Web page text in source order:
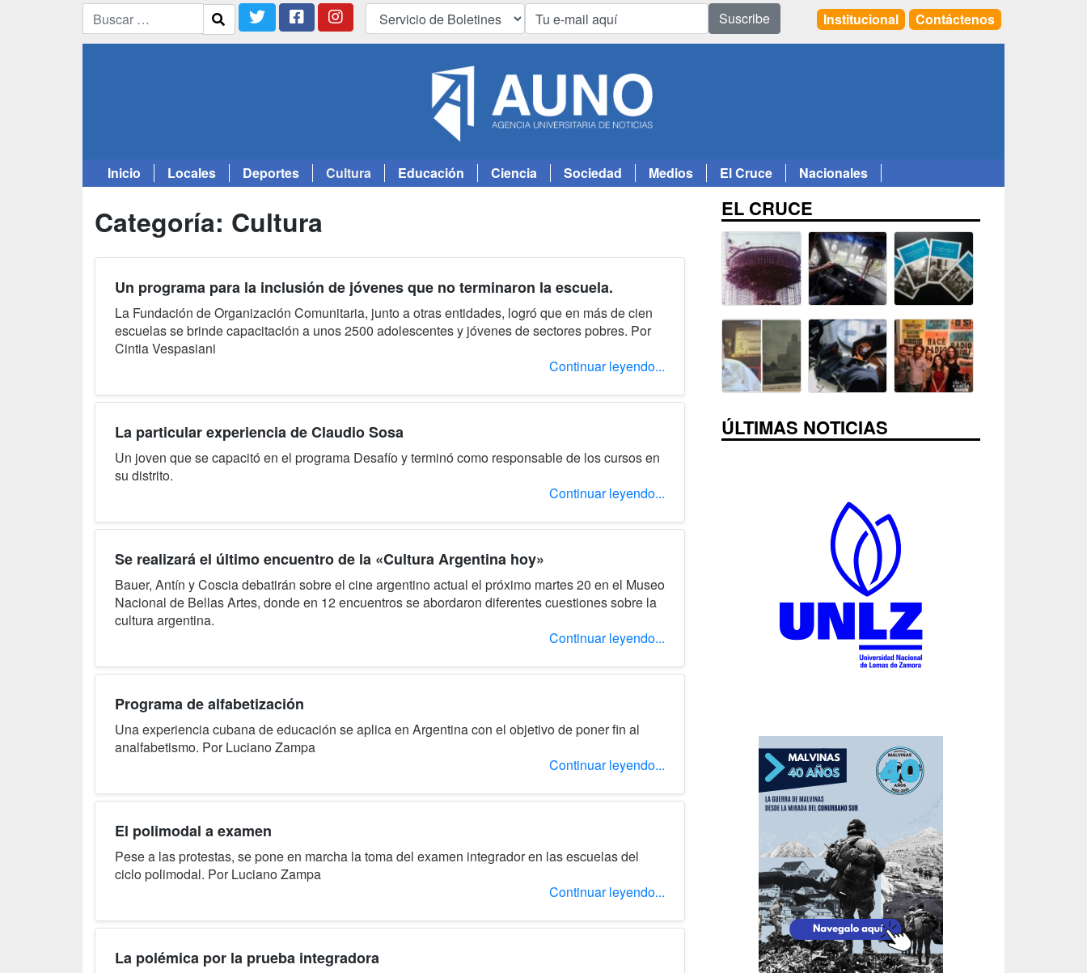
Suscribe Institucional Contáctenos
Inicio Locales Deportes Cultura Educación Ciencia Sociedad Medios El Cruce
Nacionales
Categoría: Cultura
Un programa para la inclusión de jóvenes que no terminaron la escuela.
La Fundación de Organización Comunitaria, junto a otras entidades, logró que en más de cien
escuelas se brinde capacitación a unos 2500 adolescentes y jóvenes de sectores pobres. Por
Cintia Vespasiani
Continuar leyendo...
La particular experiencia de Claudio Sosa
Un joven que se capacitó en el programa Desafío y terminó como responsable de los cursos en
su distrito.
Continuar leyendo...
Se realizará el último encuentro de la «Cultura Argentina hoy»
Bauer, Antín y Coscia debatirán sobre el cine argentino actual el próximo martes 20 en el Museo
Nacional de Bellas Artes, donde en 12 encuentros se abordaron diferentes cuestiones sobre la
cultura argentina.
Continuar leyendo...
Programa de alfabetización
Una experiencia cubana de educación se aplica en Argentina con el objetivo de poner fin al
analfabetismo. Por Luciano Zampa
Continuar leyendo...
El polimodal a examen
Pese a las protestas, se pone en marcha la toma del examen integrador en las escuelas del
ciclo polimodal. Por Luciano Zampa
Continuar leyendo...
La polémica por la prueba integradora
EL CRUCE
ÚLTIMAS NOTICIAS